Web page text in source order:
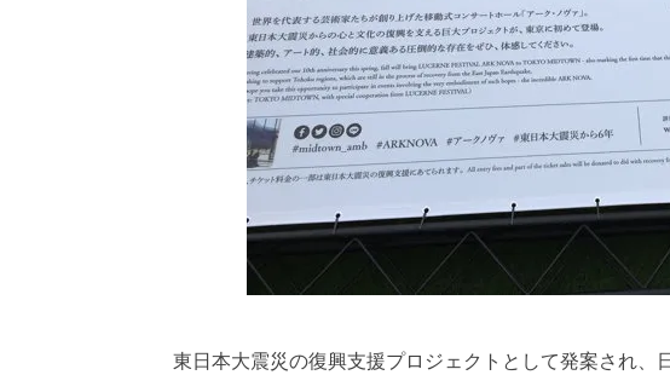
東日本大震災の復興支援プロジェクトとして発案され、